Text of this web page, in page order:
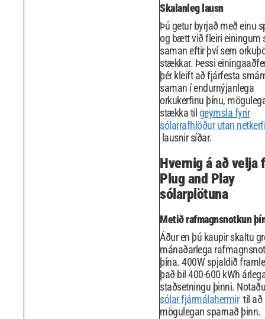
Skalanleg lausn
Þú getur byrjað með einu
og bætt við fleiri einingum
saman eftir því sem
stækkar. Þessi
þér kleift að fjárfesta
saman í endurnýjanlega
orkukerfinu þínu,
stækka til geymsla fyrir
sólarrafhlöður utan
lausnir síðar.
Hvernig á að velja
Plug and Play
sólarplötuna
Metið rafmagnsnotkun
Áður en þú kaupir skaltu
mánaðarlega
þína. 400W spjaldið
það bil 400-600 kWh
staðsetningu þinni.
sólar fjármálahermir til
mögulegan sparnað þinn.